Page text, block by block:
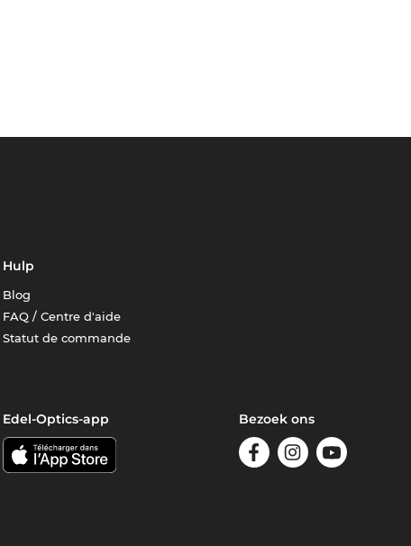
Hulp
Blog
FAQ / Centre d'aide
Statut de commande
Edel-Optics-app Bezoek ons